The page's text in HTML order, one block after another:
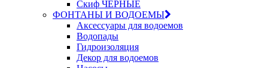
Скиф ЧЕРНЫЕ
ФОНТАНЫ И ВОДОЕМЫ
Аксессуары для водоемов
Водопады
Гидроизоляция
Декор для водоемов